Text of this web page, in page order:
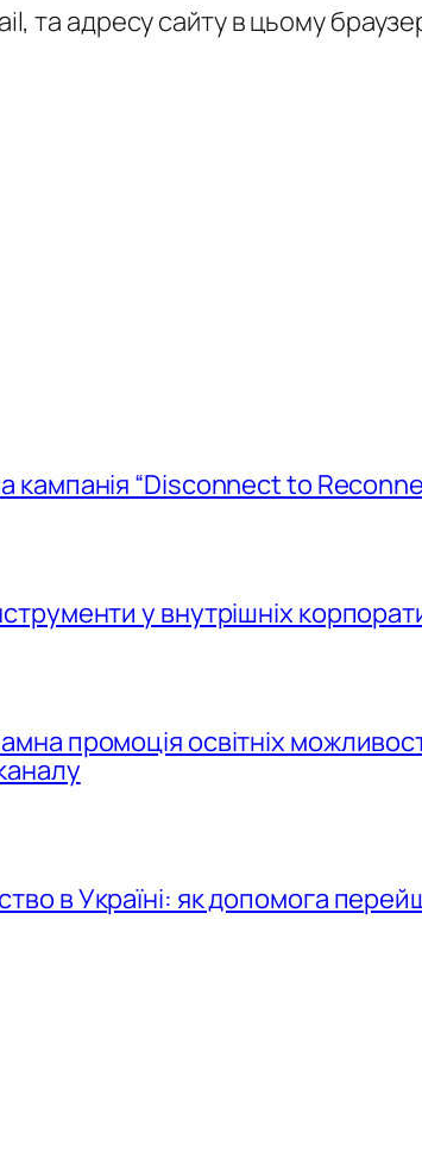
та адресу сайту в цьому
кампанія “Disconnect to
у внутрішніх
промоція освітніх
в Україні: як допомога